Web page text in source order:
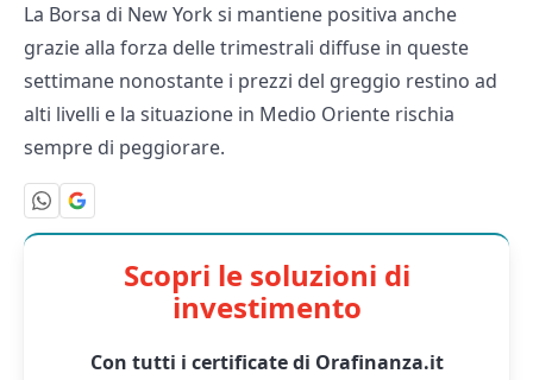
La Borsa di New York si mantiene positiva anche
grazie alla forza delle trimestrali diffuse in queste
settimane nonostante i prezzi del greggio restino ad
alti livelli e la situazione in Medio Oriente rischia
sempre di peggiorare.
Scopri le soluzioni di
investimento
Con tutti i certificate di Orafinanza.it